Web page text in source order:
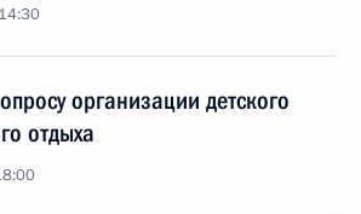
организации детского
отдыха